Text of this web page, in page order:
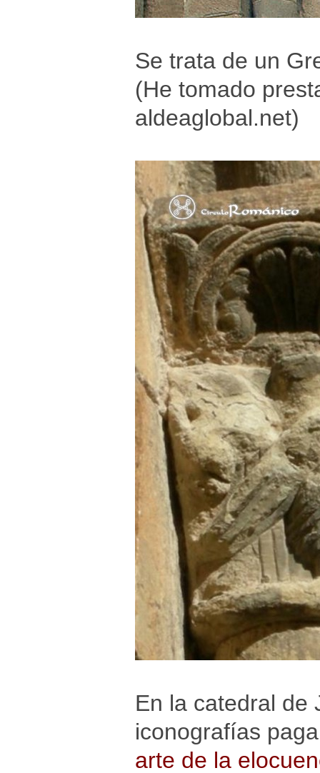
Se trata de un
(He tomado
aldeaglobal.net)
En la catedral de
iconografías
arte de la